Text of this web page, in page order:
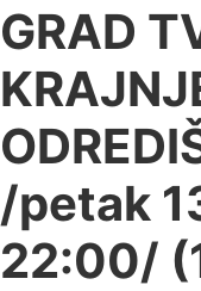
GRAD
/petak
22:00/